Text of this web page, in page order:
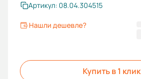
Артикул: 08.04.304515
Нашли дешевле?
Купить в 1 клик